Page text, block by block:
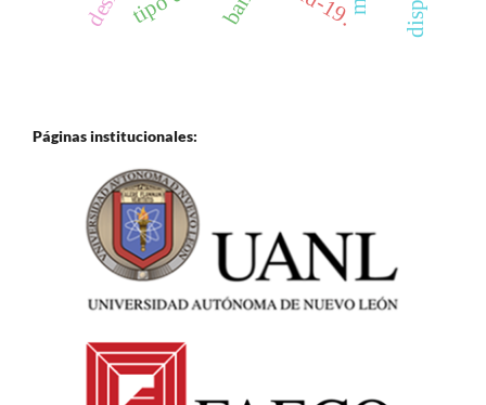
Páginas institucionales: